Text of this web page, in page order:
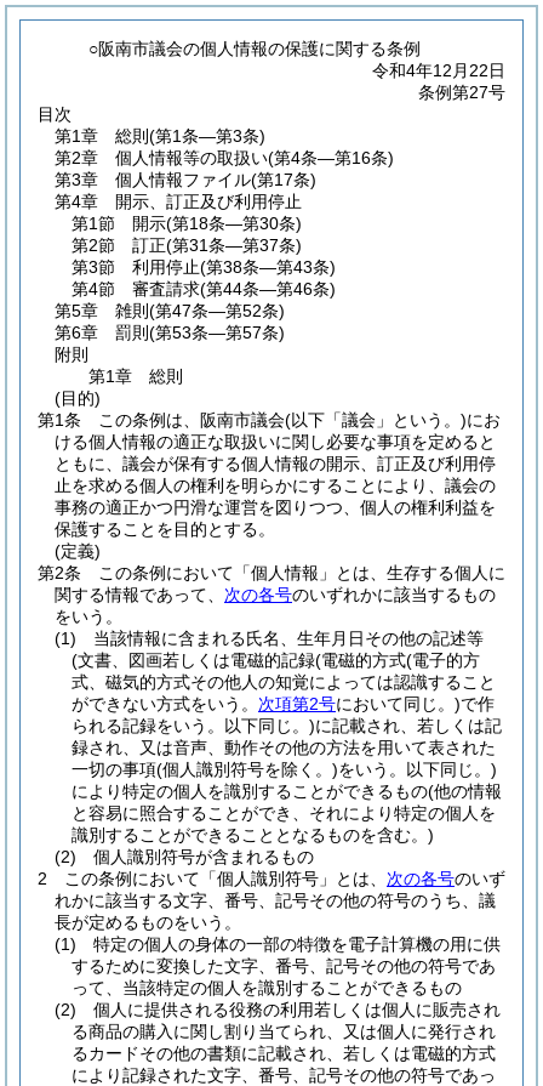
○阪南市議会の個人情報の保護に関する条例
令和4年12月22日
条例第27号
目次
第1章
総則 (第1条―第3条)
第2章
個人情報等の取扱い(第4条―第16条)
第3章
個人情報ファイル(第17条)
第4章
開示、訂正及び利用停止
第1節
開示(第18条―第30条)
第2節
訂正(第31条―第37条)
第3節
利用停止(第38条―第43条)
第4節
審査請求(第44条―第46条)
第5章
雑則 (第47条―第52条)
第6章
罰則 (第53条―第57条)
附則
第1章
総則
(目的)
第1条
この条例は、阪南市議会(以下「議会」という。)にお
ける個人情報の適正な取扱いに関し必要な事項を定めると
ともに、議会が保有する個人情報の開示、訂正及び利用停
止を求める個人の権利を明らかにすることにより、議会の
事務の適正かつ円滑な運営を図りつつ、個人の権利利益を
保護することを目的とする。
(定義)
第2条
この条例において「個人情報」とは、生存する個人に
関する情報であって、 次の各号のいずれかに該当するもの
をいう。
(1)
当該情報に含まれる氏名、生年月日その他の記述等
(文書、図画若しくは電磁的記録(電磁的方式(電子的方
式、磁気的方式その他人の知覚によっては認識すること
ができない方式をいう。 次項第2号において同じ。)で作
られる記録をいう。以下同じ。)に記載され、若しくは記
録され、又は音声、動作その他の方法を用いて表された
一切の事項(個人識別符号を除く。)をいう。以下同じ。)
により特定の個人を識別することができるもの(他の情報
と容易に照合することができ、それにより特定の個人を
識別することができることとなるものを含む。)
(2)
個人識別符号が含まれるもの
2
この条例において「個人識別符号」とは、 次の各号のいず
れかに該当する文字、番号、記号その他の符号のうち、議
長が定めるものをいう。
(1)
特定の個人の身体の一部の特徴を電子計算機の用に供
するために変換した文字、番号、記号その他の符号であ
って、当該特定の個人を識別することができるもの
(2)
個人に提供される役務の利用若しくは個人に販売され
る商品の購入に関し割り当てられ、又は個人に発行され
るカードその他の書類に記載され、若しくは電磁的方式
により記録された文字、番号、記号その他の符号であっ